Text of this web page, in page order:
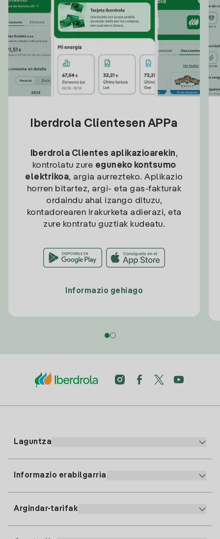
Iberdrola Clientesen APPa
Iberdrola Clientes aplikazioarekin,
kontrolatu zure eguneko kontsumo
elektrikoa, argia aurrezteko. Aplikazio
horren bitartez, argi- eta gas-fakturak
ordaindu ahal izango dituzu,
kontadorearen irakurketa adierazi, eta
zure kontratu guztiak kudeatu.
Informazio gehiago
Laguntza
Informazio erabilgarria
Argindar-tarifak